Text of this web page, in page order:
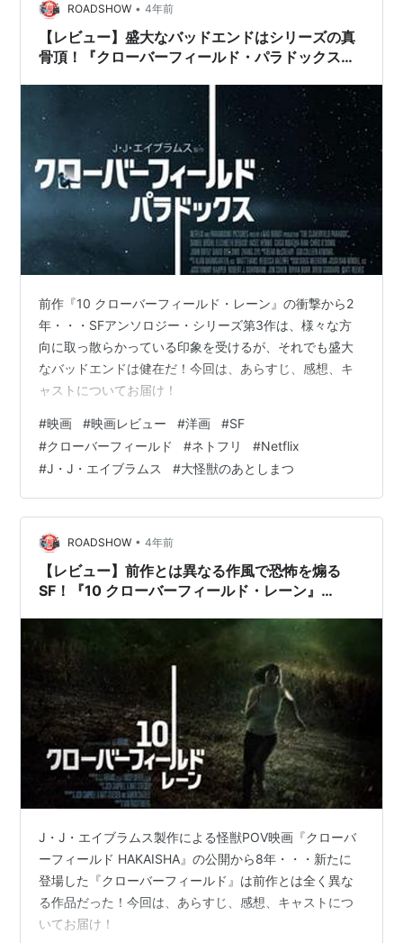
ROADSHOW • 4年前
【レビュー】盛大なバッドエンドはシリーズの真
骨頂！『クローバーフィールド・パラドックス』
前作『10 クローバーフィールド・レーン』の衝撃から2
年・・・SFアンソロジー・シリーズ第3作は、様々な方
向に取っ散らかっている印象を受けるが、それでも盛大
なバッドエンドは健在だ！今回は、あらすじ、感想、キ
ャストについてお届け！
#映画 #映画レビュー #洋画 #SF
#クローバーフィールド #ネトフリ #Netflix
#J・J・エイブラムス #大怪獣のあとしまつ
ROADSHOW • 4年前
【レビュー】前作とは異なる作風で恐怖を煽る
SF！『10 クローバーフィールド・レーン』
J・J・エイブラムス製作による怪獣POV映画『クローバ
ーフィールド HAKAISHA』の公開から8年・・・新たに
登場した『クローバーフィールド』は前作とは全く異な
る作品だった！今回は、あらすじ、感想、キャストにつ
いてお届け！